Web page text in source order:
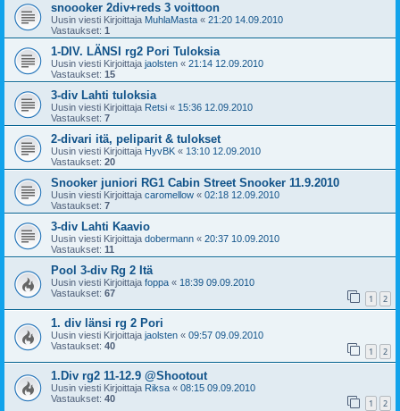
snoooker 2div+reds 3 voittoon
Uusin viesti Kirjoittaja MuhlaMasta « 21:20 14.09.2010
Vastaukset: 1
1-DIV. LÄNSI rg2 Pori Tuloksia
Uusin viesti Kirjoittaja jaolsten « 21:14 12.09.2010
Vastaukset: 15
3-div Lahti tuloksia
Uusin viesti Kirjoittaja Retsi « 15:36 12.09.2010
Vastaukset: 7
2-divari itä, peliparit & tulokset
Uusin viesti Kirjoittaja HyvBK « 13:10 12.09.2010
Vastaukset: 20
Snooker juniori RG1 Cabin Street Snooker 11.9.2010
Uusin viesti Kirjoittaja caromellow « 02:18 12.09.2010
Vastaukset: 7
3-div Lahti Kaavio
Uusin viesti Kirjoittaja dobermann « 20:37 10.09.2010
Vastaukset: 11
Pool 3-div Rg 2 Itä
Uusin viesti Kirjoittaja foppa « 18:39 09.09.2010
Vastaukset: 67 1 2
1. div länsi rg 2 Pori
Uusin viesti Kirjoittaja jaolsten « 09:57 09.09.2010
Vastaukset: 40 1 2
1.Div rg2 11-12.9 @Shootout
Uusin viesti Kirjoittaja Riksa « 08:15 09.09.2010
Vastaukset: 40 1 2